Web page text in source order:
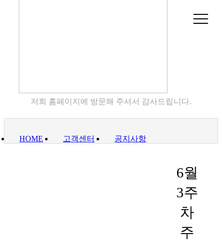
저희 홈페이지에 방문해 주셔서 감사드립니다.
HOME 고객센터 공지사항
6월
3주
차
주